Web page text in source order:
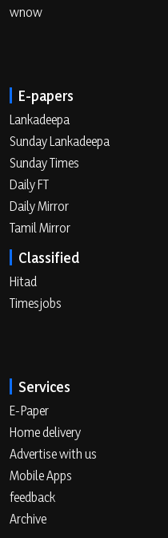
wnow
E-papers
Lankadeepa
Sunday Lankadeepa
Sunday Times
Daily FT
Daily Mirror
Tamil Mirror
Classified
Hitad
Timesjobs
Services
E-Paper
Home delivery
Advertise with us
Mobile Apps
feedback
Archive